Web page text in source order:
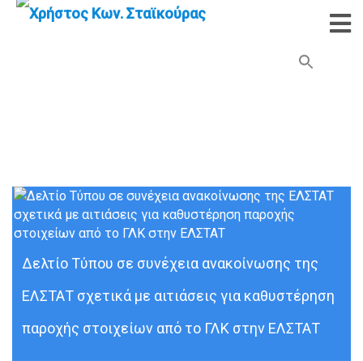
Δελτίο Τύπου σε συνέχεια ανακοίνωσης της
ΕΛΣΤΑΤ σχετικά με αιτιάσεις για καθυστέρηση
παροχής στοιχείων από το ΓΛΚ στην ΕΛΣΤΑΤ